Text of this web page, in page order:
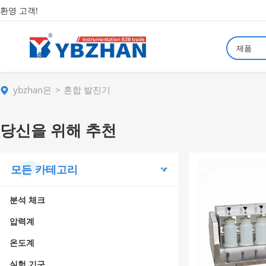
환영 고객!
제품
ybzhan은 혼합 발진기
당신을 위해 추천
모든 카테고리
분석 체크
압력계
온도계